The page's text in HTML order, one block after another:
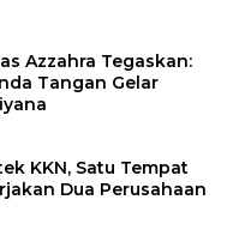
Azzahra Tegaskan:
Tangan Gelar
KKN, Satu Tempat
Dua Perusahaan